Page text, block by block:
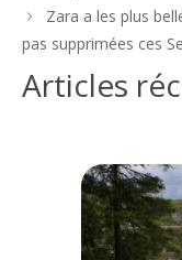
Zara a les plus
pas supprimées ces
Articles